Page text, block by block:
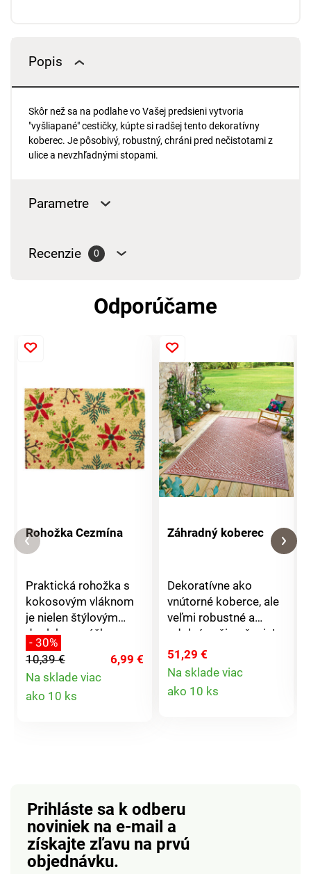
Popis
Skôr než sa na podlahe vo Vašej predsieni vytvoria
"vyšliapané" cestičky, kúpte si radšej tento dekoratívny
koberec. Je pôsobivý, robustný, chráni pred nečistotami z
ulice a nevzhľadnými stopami.
Parametre
Recenzie 0
Odporúčame
Rohožka Cezmína
Praktická rohožka s
kokosovým vláknom
je nielen štýlovým
doplnkom vášho
bývania, ale aj
nevyhnutným
pomocníkom pri
údržbe domácnosti.
- 30%
10,39 €
6,99 €
Na sklade viac
ako 10 ks
Záhradný koberec
Dekoratívne ako
vnútorné koberce, ale
veľmi robustné a
odolné voči počasiu!
Naše vonkajšie
koberce v pestrom
zaisťujú pohodlie na
osprchovať záhradnou
hadicou a sú opäť
čisté. Marocký etno
51,29 €
Na sklade viac
ako 10 ks
Prihláste sa k odberu
noviniek na e-mail a
získajte zľavu na prvú
objednávku.